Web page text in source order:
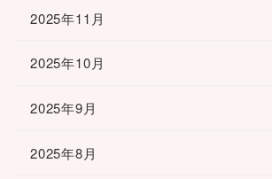
2025年11月
2025年10月
2025年9月
2025年8月